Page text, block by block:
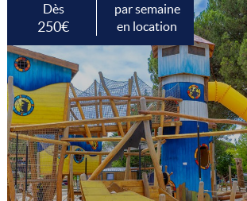
Dès
250€
par semaine
en location